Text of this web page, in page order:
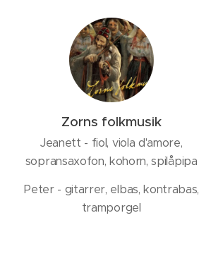
Zorns folkmusik
Jeanett - fiol, viola d'amore,
sopransaxofon, kohorn, spilåpipa
Peter - gitarrer, elbas, kontrabas,
tramporgel